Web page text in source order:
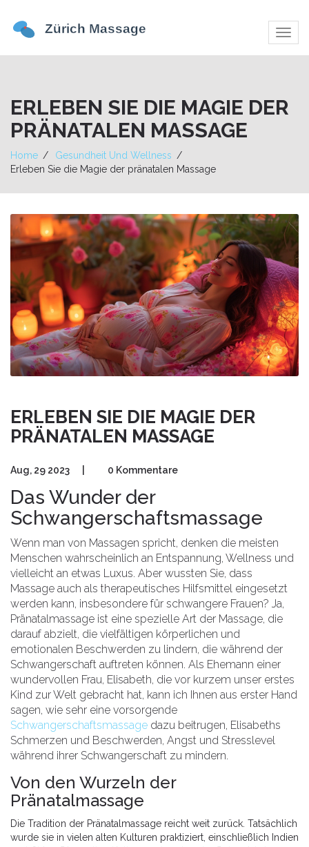
ERLEBEN SIE DIE MAGIE DER
PRÄNATALEN MASSAGE
Home
Gesundheit Und Wellness
Erleben Sie die Magie der pränatalen Massage
ERLEBEN SIE DIE MAGIE DER
PRÄNATALEN MASSAGE
Aug, 29 2023 0 Kommentare
Das Wunder der
Schwangerschaftsmassage
Wenn man von Massagen spricht, denken die meisten
Menschen wahrscheinlich an Entspannung, Wellness und
vielleicht an etwas Luxus. Aber wussten Sie, dass
Massage auch als therapeutisches Hilfsmittel eingesetzt
werden kann, insbesondere für schwangere Frauen? Ja,
Pränatalmassage ist eine spezielle Art der Massage, die
darauf abzielt, die vielfältigen körperlichen und
emotionalen Beschwerden zu lindern, die während der
Schwangerschaft auftreten können. Als Ehemann einer
wundervollen Frau, Elisabeth, die vor kurzem unser erstes
Kind zur Welt gebracht hat, kann ich Ihnen aus erster Hand
sagen, wie sehr eine vorsorgende
Schwangerschaftsmassage dazu beitrugen, Elisabeths
Schmerzen und Beschwerden, Angst und Stresslevel
während ihrer Schwangerschaft zu mindern.
Von den Wurzeln der
Pränatalmassage
Die Tradition der Pränatalmassage reicht weit zurück. Tatsächlich
wurde sie in vielen alten Kulturen praktiziert, einschließlich Indien